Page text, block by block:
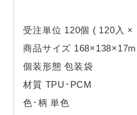
受注単位 120個 ( 120入 ×
商品サイズ
個装形態 包装袋
材質 TPU･PCM
色･柄 単色